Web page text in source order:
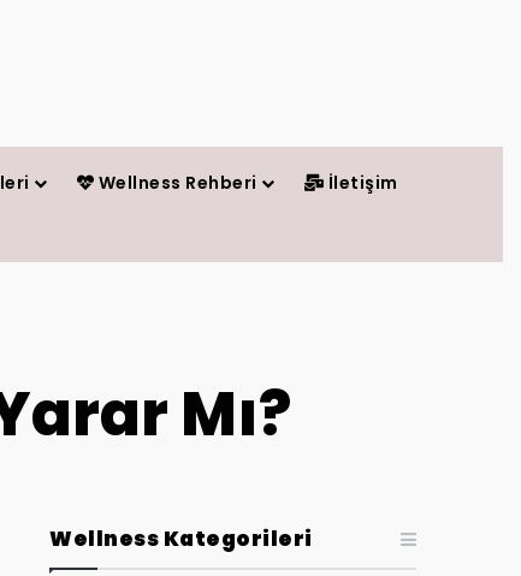
Wellness Rehberi İletişim
Mı?
Wellness Kategorileri